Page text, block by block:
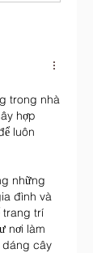
trong nhà
hợp
luôn
những
đình và
trang trí
nơi làm
dáng cây